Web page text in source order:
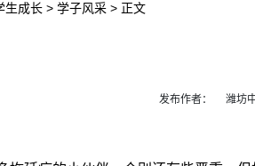
生成长 > 学子风采 > 正文
发布作者： 潍坊